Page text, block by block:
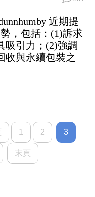
近期提
，包括：(1)訴求
吸引力；(2)強調
收與永續包裝之
1 2 3
末頁